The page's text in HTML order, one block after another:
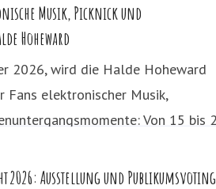
Musik, Picknick und
Hoheward
2026, wird die Halde Hoheward
elektronischer Musik,
Von 15 bis
Set mit elektronischer Musik
2026: Ausstellung und Publikumsvoting